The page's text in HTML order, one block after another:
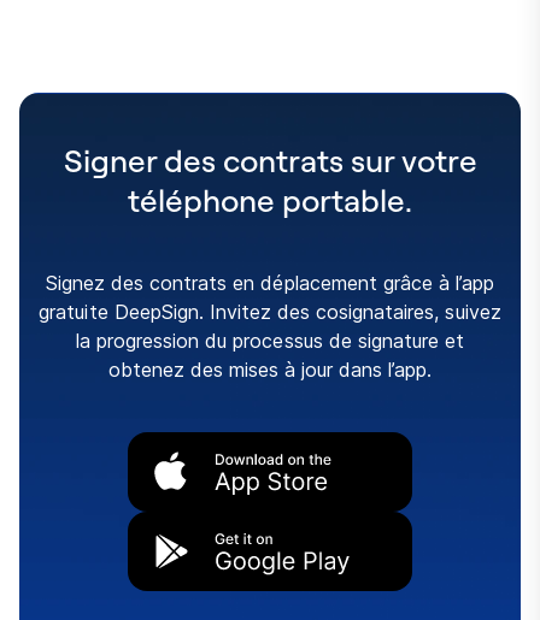
Signer des contrats sur votre
téléphone portable.
Signez des contrats en déplacement grâce à l’app
gratuite DeepSign. Invitez des cosignataires, suivez
la progression du processus de signature et
obtenez des mises à jour dans l’app.